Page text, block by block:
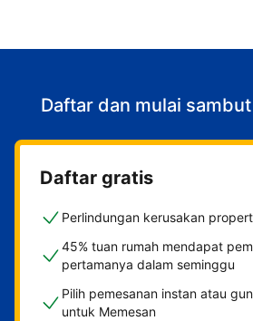
Daftar dan mulai
Daftar gratis
Perlindungan kerusakan
45% tuan rumah mendapat
pertamanya dalam seminggu
Pilih pemesanan instan atau
untuk Memesan